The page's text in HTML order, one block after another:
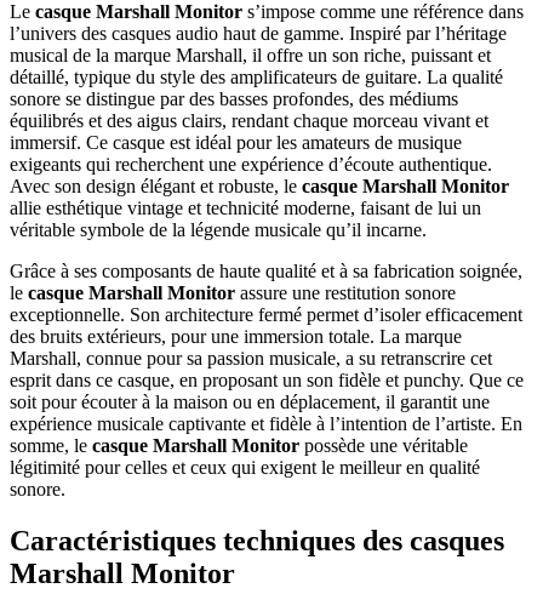
Le casque Marshall Monitor s’impose comme une référence dans
l’univers des casques audio haut de gamme. Inspiré par l’héritage
musical de la marque Marshall, il offre un son riche, puissant et
détaillé, typique du style des amplificateurs de guitare. La qualité
sonore se distingue par des basses profondes, des médiums
équilibrés et des aigus clairs, rendant chaque morceau vivant et
immersif. Ce casque est idéal pour les amateurs de musique
exigeants qui recherchent une expérience d’écoute authentique.
Avec son design élégant et robuste, le casque Marshall Monitor
allie esthétique vintage et technicité moderne, faisant de lui un
véritable symbole de la légende musicale qu’il incarne.
Grâce à ses composants de haute qualité et à sa fabrication soignée,
le casque Marshall Monitor assure une restitution sonore
exceptionnelle. Son architecture fermé permet d’isoler efficacement
des bruits extérieurs, pour une immersion totale. La marque
Marshall, connue pour sa passion musicale, a su retranscrire cet
esprit dans ce casque, en proposant un son fidèle et punchy. Que ce
soit pour écouter à la maison ou en déplacement, il garantit une
expérience musicale captivante et fidèle à l’intention de l’artiste. En
somme, le casque Marshall Monitor possède une véritable
légitimité pour celles et ceux qui exigent le meilleur en qualité
sonore.
Caractéristiques techniques des casques
Marshall Monitor